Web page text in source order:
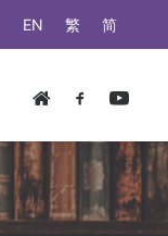
EN 繁 简